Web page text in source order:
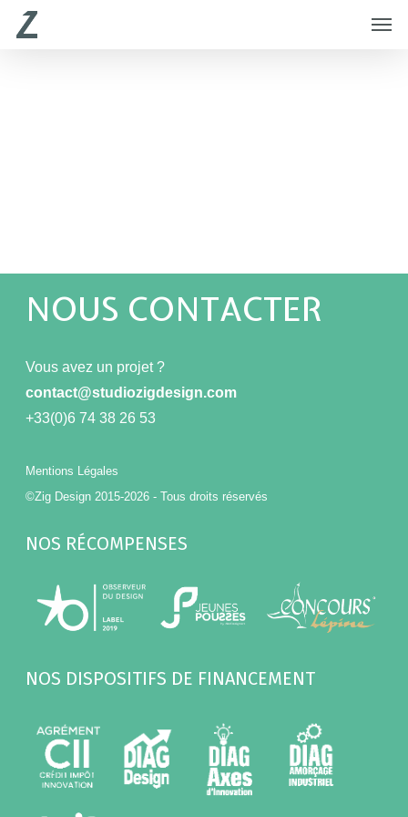
Skip
NOUS CONTACTER
Vous avez un projet ?
contact@studiozigdesign.com
+33(0)6 74 38 26 53
Mentions Légales
©Zig Design 2015-2026 - Tous droits réservés
NOS RÉCOMPENSES
NOS DISPOSITIFS DE FINANCEMENT